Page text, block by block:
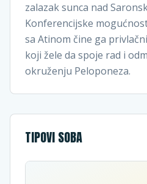
zalazak sunca nad
Konferencijske
sa Atinom čine ga
koji žele da spoje rad i
okruženju Peloponeza.
TIPOVI SOBA